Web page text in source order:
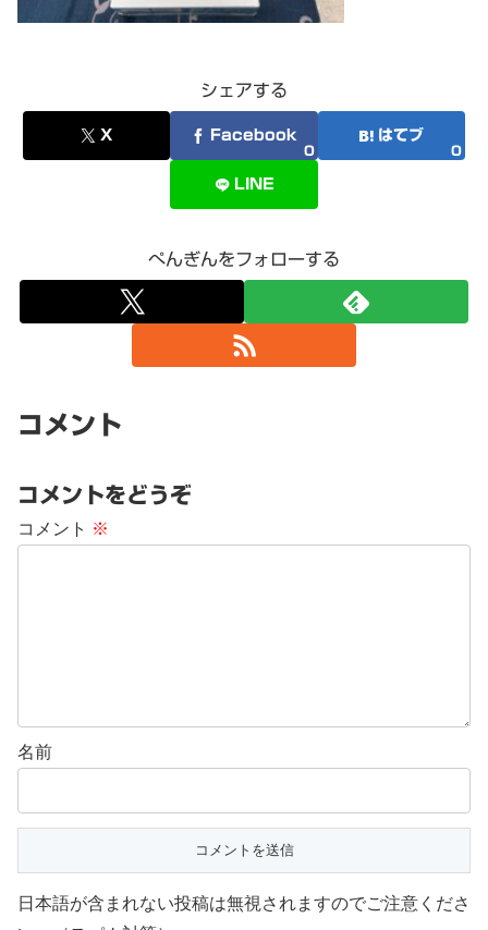
シェアする
X Facebook
0
はてブ
0
LINE
ぺんぎんをフォローする
コメント
コメントをどうぞ
コメント ※
名前
日本語が含まれない投稿は無視されますのでご注意くださ